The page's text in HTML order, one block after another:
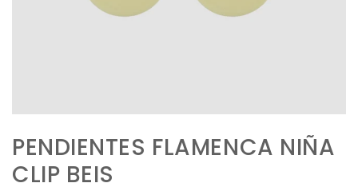
PENDIENTES FLAMENCA NIÑA
CLIP BEIS